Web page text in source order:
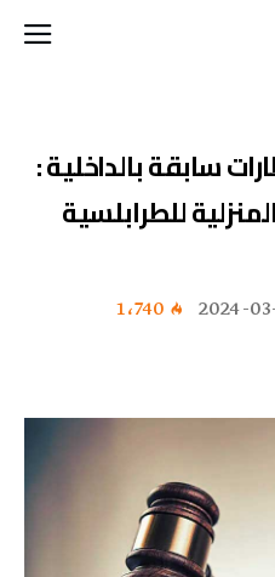
سابقة بالداخلية :
للطرابلسية
2024- 1٬740